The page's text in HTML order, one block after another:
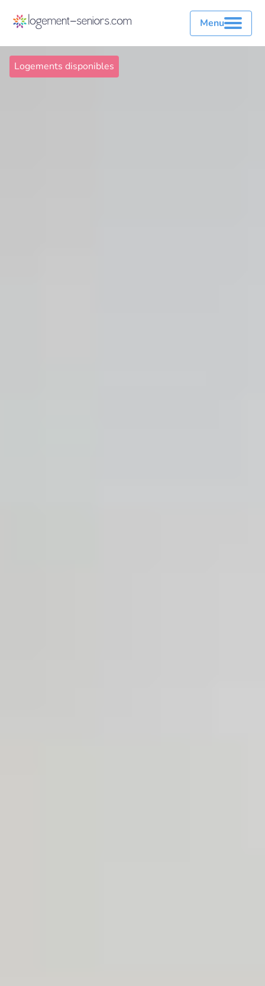
Menu
Logements disponibles